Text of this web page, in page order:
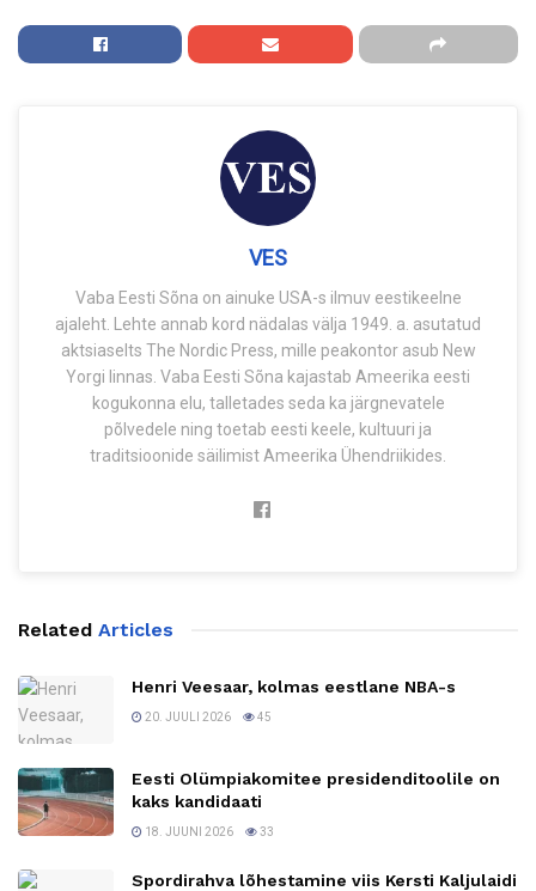
VES
Vaba Eesti Sõna on ainuke USA-s ilmuv eestikeelne
ajaleht. Lehte annab kord nädalas välja 1949. a. asutatud
aktsiaselts The Nordic Press, mille peakontor asub New
Yorgi linnas. Vaba Eesti Sõna kajastab Ameerika eesti
kogukonna elu, talletades seda ka järgnevatele
põlvedele ning toetab eesti keele, kultuuri ja
traditsioonide säilimist Ameerika Ühendriikides.
Related Articles
Henri Veesaar, kolmas eestlane NBA-s
20. JUULI 2026 45
Eesti Olümpiakomitee presidenditoolile on
kaks kandidaati
18. JUUNI 2026 33
Spordirahva lõhestamine viis Kersti Kaljulaidi